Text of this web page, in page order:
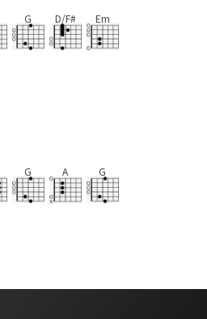
G D/F# Em
G A G